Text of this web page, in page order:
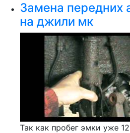
Замена передних
на джили мк
Так как пробег эмки уже